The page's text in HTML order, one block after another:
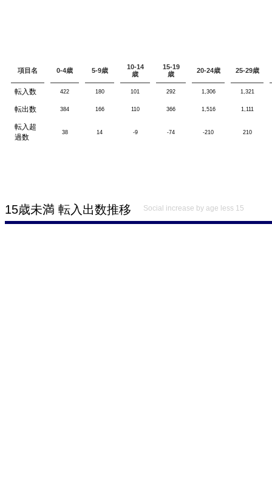
項目名 0-4歳 5-9歳
10-14
歳
15-19
歳
20-24歳 25-29歳
転入数 422 180 101 292 1,306 1,321
転出数 384 166 110 366 1,516 1,111
転入超
過数
38 14 -9 -74 -210 210
15歳未満 転入出数推移 Social increase by age less 15